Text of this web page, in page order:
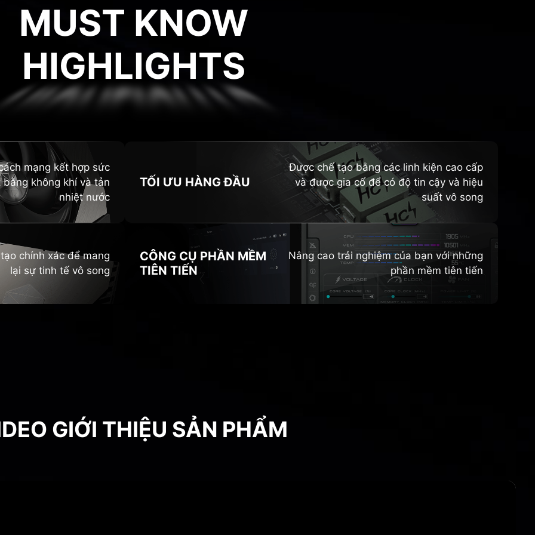
MUST KNOW
HIGHLIGHTS
mạng kết hợp sức
không khí và tản
nhiệt nước
TỐI ƯU HÀNG ĐẦU
Được chế tạo bằng các linh kiện cao cấp
và được gia cố để có độ tin cậy và hiệu
suất vô song
chính xác để mang
lại sự tinh tế vô song
CÔNG CỤ PHẦN MỀM
TIÊN TIẾN
Nâng cao trải nghiệm của bạn với những
phần mềm tiên tiến
GIỚI THIỆU SẢN PHẨM